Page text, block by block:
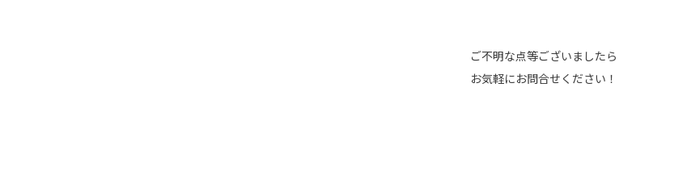
ご不明な点等ございましたら
お気軽にお問合せください！